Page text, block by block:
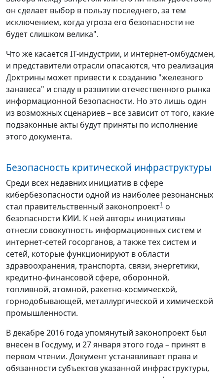
он сделает выбор в пользу последнего, за тем
исключением, когда угроза его безопасности не
будет слишком велика".
Что же касается IT-индустрии, и интернет-омбудсмен,
и представители отрасли опасаются, что реализация
Доктрины может привести к созданию "железного
занавеса" и спаду в развитии отечественного рынка
информационной безопасности. Но это лишь один
из возможных сценариев – все зависит от того, какие
подзаконные акты будут приняты по исполнение
этого документа.
Безопасность критической инфраструктуры
Среди всех недавних инициатив в сфере
кибербезопасности одной из наиболее резонансных
стал правительственный законопроект1 о
безопасности КИИ. К ней авторы инициативы
отнесли совокупность информационных систем и
интернет-сетей госорганов, а также тех систем и
сетей, которые функционируют в области
здравоохранения, транспорта, связи, энергетики,
кредитно-финансовой сфере, оборонной,
топливной, атомной, ракетно-космической,
горнодобывающей, металлургической и химической
промышленности.
В декабре 2016 года упомянутый законопроект был
внесен в Госдуму, и 27 января этого года – принят в
первом чтении. Документ устанавливает права и
обязанности субъектов указанной инфраструктуры,